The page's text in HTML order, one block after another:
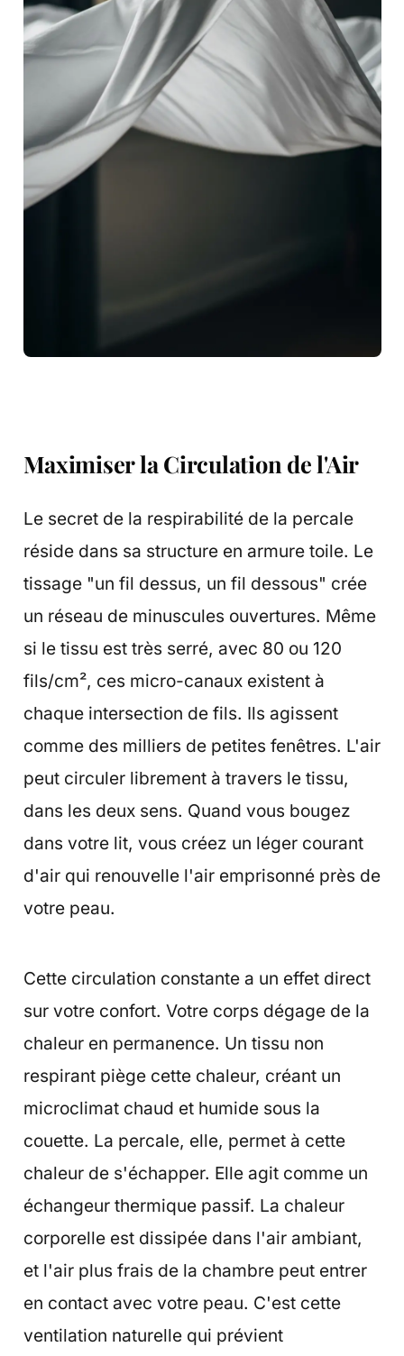
Maximiser la Circulation de l'Air
Le secret de la respirabilité de la percale
réside dans sa structure en armure toile. Le
tissage "un fil dessus, un fil dessous" crée
un réseau de minuscules ouvertures. Même
si le tissu est très serré, avec 80 ou 120
fils/cm², ces micro-canaux existent à
chaque intersection de fils. Ils agissent
comme des milliers de petites fenêtres. L'air
peut circuler librement à travers le tissu,
dans les deux sens. Quand vous bougez
dans votre lit, vous créez un léger courant
d'air qui renouvelle l'air emprisonné près de
votre peau.
Cette circulation constante a un effet direct
sur votre confort. Votre corps dégage de la
chaleur en permanence. Un tissu non
respirant piège cette chaleur, créant un
microclimat chaud et humide sous la
couette. La percale, elle, permet à cette
chaleur de s'échapper. Elle agit comme un
échangeur thermique passif. La chaleur
corporelle est dissipée dans l'air ambiant,
et l'air plus frais de la chambre peut entrer
en contact avec votre peau. C'est cette
ventilation naturelle qui prévient